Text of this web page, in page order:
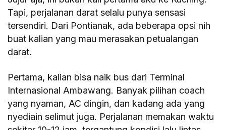
Tapi, perjalanan darat selalu punya sensasi
tersendiri. Dari Pontianak, ada beberapa opsi nih
buat kalian yang mau merasakan petualangan
darat.
Pertama, kalian bisa naik bus dari Terminal
Internasional Ambawang. Banyak pilihan coach
yang nyaman, AC dingin, dan kadang ada yang
nyediain selimut juga. Perjalanan memakan waktu